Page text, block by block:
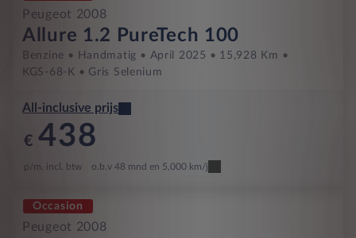
Peugeot 2008
Allure 1.2 PureTech 100
Benzine Handmatig April 2025
15,928 Km
KGS-68-K
Gris Selenium
All-inclusive prijs
€ 438
p/m. incl. btw o.b.v 48 mnd en 5,000 km/j
Occasion
Peugeot 2008